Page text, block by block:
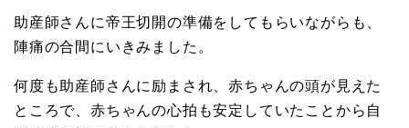
助産師さんに帝王切開の準備をしてもらいながらも、
陣痛の合間にいきみました。
何度も助産師さんに励まされ、赤ちゃんの頭が見えた
ところで、赤ちゃんの心拍も安定していたことから自